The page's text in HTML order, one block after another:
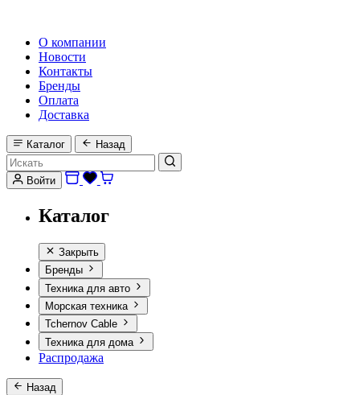
О компании
Новости
Контакты
Бренды
Оплата
Доставка
Каталог Назад
Войти
Каталог
Закрыть
Бренды
Техника для авто
Морская техника
Tchernov Cable
Техника для дома
Распродажа
Назад